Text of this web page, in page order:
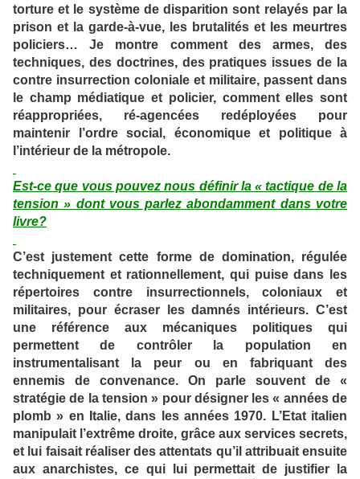
torture et le système de disparition sont relayés par la
prison et la garde-à-vue, les brutalités et les meurtres
policiers… Je montre comment des armes, des
techniques, des doctrines, des pratiques issues de la
contre insurrection coloniale et militaire, passent dans
le champ médiatique et policier, comment elles sont
réappropriées, ré-agencées redéployées pour
maintenir l’ordre social, économique et politique à
l’intérieur de la métropole.
Est-ce que vous pouvez nous définir la « tactique de la
tension » dont vous parlez abondamment dans votre
livre?
C’est justement cette forme de domination, régulée
techniquement et rationnellement, qui puise dans les
répertoires contre insurrectionnels, coloniaux et
militaires, pour écraser les damnés intérieurs. C’est
une référence aux mécaniques politiques qui
permettent de contrôler la population en
instrumentalisant la peur ou en fabriquant des
ennemis de convenance. On parle souvent de «
stratégie de la tension » pour désigner les « années de
plomb » en Italie, dans les années 1970. L’Etat italien
manipulait l’extrême droite, grâce aux services secrets,
et lui faisait réaliser des attentats qu’il attribuait ensuite
aux anarchistes, ce qui lui permettait de justifier la